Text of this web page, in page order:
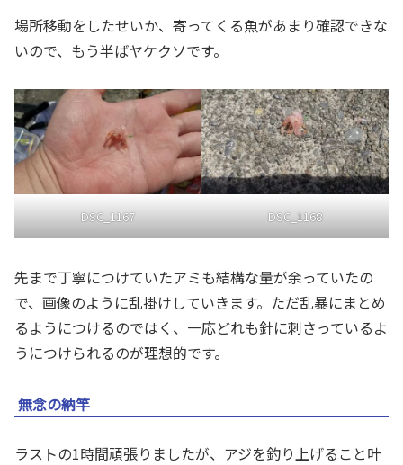
場所移動をしたせいか、寄ってくる魚があまり確認できな
いので、もう半ばヤケクソです。
DSC_1167 DSC_1168
先まで丁寧につけていたアミも結構な量が余っていたの
で、画像のように乱掛けしていきます。ただ乱暴にまとめ
るようにつけるのではく、一応どれも針に刺さっているよ
うにつけられるのが理想的です。
無念の納竿
ラストの1時間頑張りましたが、アジを釣り上げること叶